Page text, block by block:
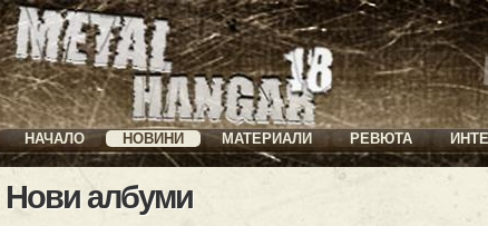
НАЧАЛО НОВИНИ МАТЕРИАЛИ РЕВЮТА
Нови албуми